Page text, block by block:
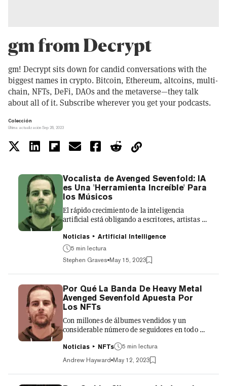
gm from Decrypt
gm! Decrypt sits down for candid conversations with the
biggest names in crypto. Bitcoin, Ethereum, altcoins, multi-
chain, NFTs, DeFi, DAOs and the metaverse—they talk
about all of it. Subscribe wherever you get your podcasts.
Colección
Última actualización Sep 28, 2023
Vocalista de Avenged Sevenfold: IA
es Una 'Herramienta Increíble' Para
los Músicos
El rápido crecimiento de la inteligencia
artificial está obligando a escritores, artistas y
artificial cambiará la forma en que trabajan.
Uno de los músicos entusiasmados con las
posibilidades es el líder de Avenged
Sevenfold, Matt Sanders (también conocido
como M. Shadows), quien le dijo al podcast gm
de Decrypt que "la IA puede ser
increíblemente útil" para los compositores.
"Estás usando la IA no solo para generar ideas,
sino que la estás usando de u...
Noticias
Artificial Intelligence
5 min lectura
Stephen Graves May 15, 2023
Por Qué La Banda De Heavy Metal
Avenged Sevenfold Apuesta Por
Los NFTs
Con millones de álbumes vendidos y un
considerable número de seguidores en todo el
Sevenfold es posiblemente el mayor acto
musical que se está construyendo en el
espacio Web3 hoy en día—desde el
lanzamiento de su propio club basado en NFT
Noticias NFTs
5 min lectura
Andrew Hayward May 12, 2023